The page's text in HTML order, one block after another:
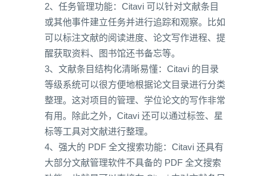
2、任务管理功能：Citavi 可以针对文献条目
或其他事件建立任务并进行追踪和观察。比如
可以标注文献的阅读进度、论文写作进程、提
醒获取资料、图书馆还书备忘等。
3、文献条目结构化清晰易懂：Citavi 的目录
等级系统可以很方便地根据论文目录进行分类
整理。这对项目的管理、学位论文的写作非常
有用。除此之外，Citavi 还可以通过标签、星
标等工具对文献进行整理。
4、强大的 PDF 全文搜索功能：Citavi 还具有
大部分文献管理软件不具备的 PDF 全文搜索